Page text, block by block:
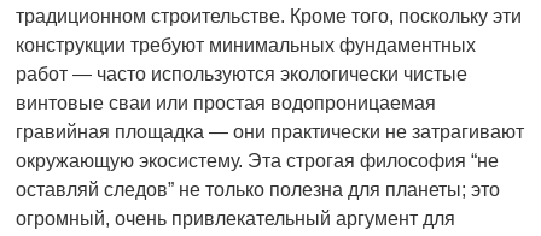
традиционном строительстве. Кроме того, поскольку эти
конструкции требуют минимальных фундаментных
работ — часто используются экологически чистые
винтовые сваи или простая водопроницаемая
гравийная площадка — они практически не затрагивают
окружающую экосистему. Эта строгая философия “не
оставляй следов” не только полезна для планеты; это
огромный, очень привлекательный аргумент для